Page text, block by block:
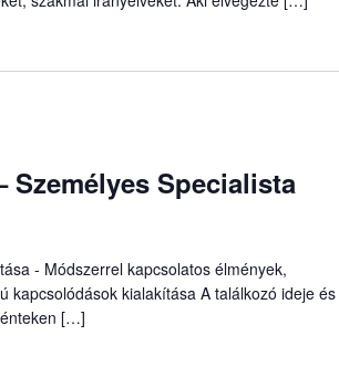
Személyes Specialista
- Módszerrel kapcsolatos élmények,
kapcsolódások kialakítása A találkozó ideje és
[…]